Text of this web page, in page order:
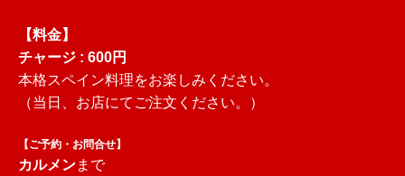
【料金】
チャージ : 600円
本格スペイン料理をお楽しみください。
（当日、お店にてご注文ください。）
【ご予約・お問合せ】
カルメンまで